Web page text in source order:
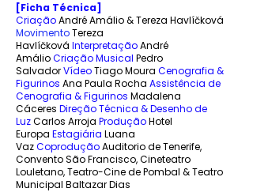
[Ficha Técnica]
CriaçãoAndré Amálio & Tereza Havlíčková
MovimentoTereza
Havlíčková InterpretaçãoAndré
AmálioCriação Musical Pedro
SalvadorVídeoTiago Moura Cenografia &
Figurinos Ana Paula Rocha Assistência de
Cenografia & Figurinos Madalena
Cáceres Direção Técnica & Desenho de
LuzCarlos Arroja ProduçãoHotel
Europa Estagiária Luana
VazCoproduçãoAuditorio de Tenerife,
Convento São Francisco, Cineteatro
Louletano, Teatro-Cine de Pombal & Teatro
Municipal Baltazar Dias